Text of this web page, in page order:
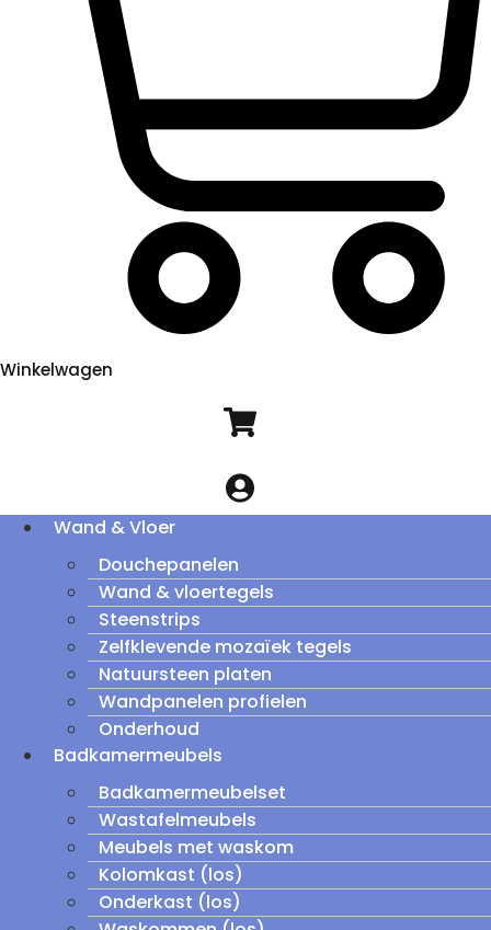
Winkelwagen
Wand & Vloer
Douchepanelen
Wand & vloertegels
Steenstrips
Zelfklevende mozaïek tegels
Natuursteen platen
Wandpanelen profielen
Onderhoud
Badkamermeubels
Badkamermeubelset
Wastafelmeubels
Meubels met waskom
Kolomkast (los)
Onderkast (los)